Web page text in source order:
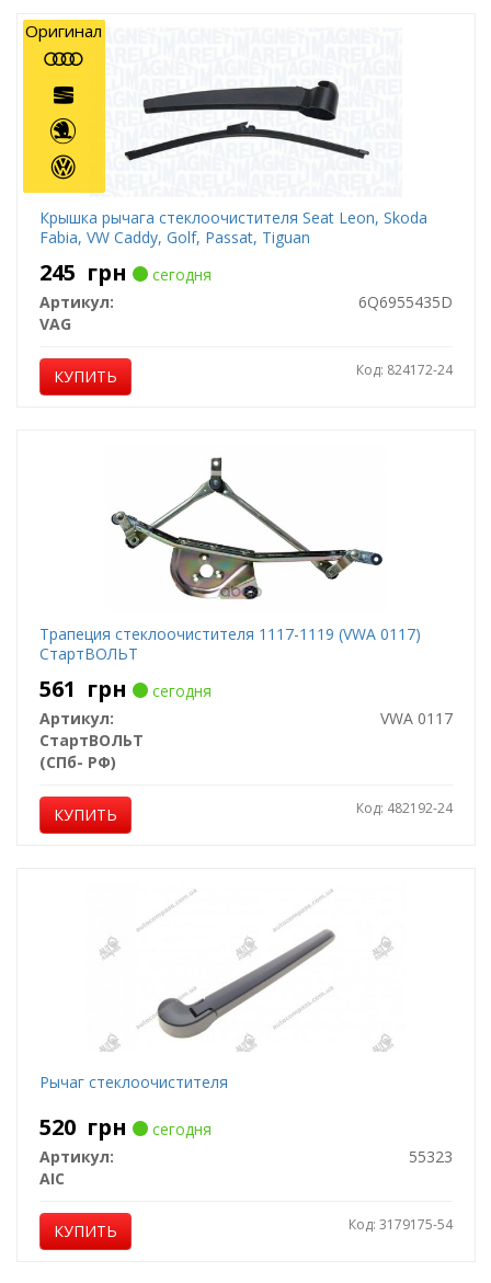
Крышка рычага стеклоочистителя Seat Leon, Skoda
Fabia, VW Caddy, Golf, Passat, Tiguan
245 грн
сегодня
Артикул:
6Q6955435D
VAG
КУПИТЬ Код: 824172-24
Оригинал
Трапеция стеклоочистителя 1117-1119 (VWA 0117)
СтартВОЛЬТ
561 грн
сегодня
Артикул:
VWA 0117
СтартВОЛЬТ
(СПб- РФ)
КУПИТЬ Код: 482192-24
Рычаг стеклоочистителя
520 грн
сегодня
Артикул:
55323
AIC
КУПИТЬ Код: 3179175-54